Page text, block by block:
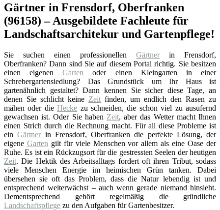
Gärtner in Frensdorf, Oberfranken
(96158) – Ausgebildete Fachleute für
Landschaftsarchitekur und Gartenpflege!
Sie suchen einen professionellen Gärtner in Frensdorf,
Oberfranken? Dann sind Sie auf diesem Portal richtig. Sie besitzen
einen eigenenGarten oder einen Kleingarten in einer
Schrebergartensiedlung? Das Grundstück um Ihr Haus ist
gartenähnlich gestaltet? Dann kennen Sie sicher diese Tage, an
denen Sie schlicht keine Zeit finden, um endlich den Rasen zu
mähen oder dieHecke zu schneiden, die schon viel zu ausufernd
gewachsen ist. Oder Sie haben Zeit, aber das Wetter macht Ihnen
einen Strich durch die Rechnung macht. Für all diese Probleme ist
einGärtner in Frensdorf, Oberfranken die perfekte Lösung, der
eigene Garten gilt für viele Menschen vor allem als eine Oase der
Ruhe. Es ist ein Rückzugsort für die gestressten Seelen der heutigen
Zeit. Die Hektik des Arbeitsalltags fordert oft ihren Tribut, sodass
viele Menschen Energie im heimischen Grün tanken. Dabei
übersehen sie oft das Problem, dass die Natur lebendig ist und
entsprechend weiterwächst – auch wenn gerade niemand hinsieht.
Dementsprechend gehört regelmäßig die gründliche
Landschaftspflege zu den Aufgaben für Gartenbesitzer.